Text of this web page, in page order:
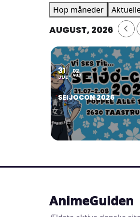
Hop måneder
AUGUST, 2026
31
JUL
02
AUG
SEIJOCON 2026
AnimeGuiden